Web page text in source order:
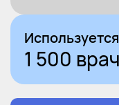
1 500